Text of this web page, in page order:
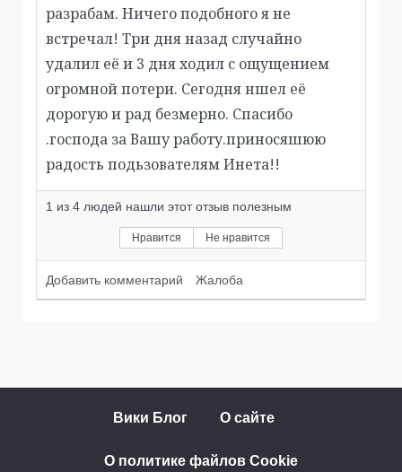
разрабам. Ничего подобного я не
встречал! Три дня назад случайно
удалил её и 3 дня ходил с ощущением
огромной потери. Сегодня ншел её
дорогую и рад безмерно. Спасибо
.господа за Вашу работу.приносяшюю
радость подьзователям Инета!!
1 из 4 людей нашли этот отзыв полезным
Нравится Не нравится
Добавить комментарий Жалоба
Вики Блог О сайте
О политике файлов Cookie